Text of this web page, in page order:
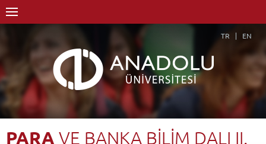
TR EN
PARA VE BANKA BİLİM DALI II.